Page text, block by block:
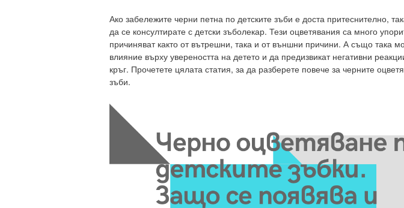
Ако забележите черни петна по детските зъби е доста притеснително,
да се консултирате с детски зъболекар. Тези оцветявания са много
причиняват както от вътрешни, така и от външни причини. А също така
влияние върху увереността на детето и да предизвикат негативни
кръг. Прочетете цялата статия, за да разберете повече за черните
зъби.